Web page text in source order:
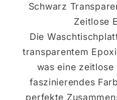
Schwarz
Zeitlose
Die
transparentem
was eine zeitlose
faszinierendes
perfekte